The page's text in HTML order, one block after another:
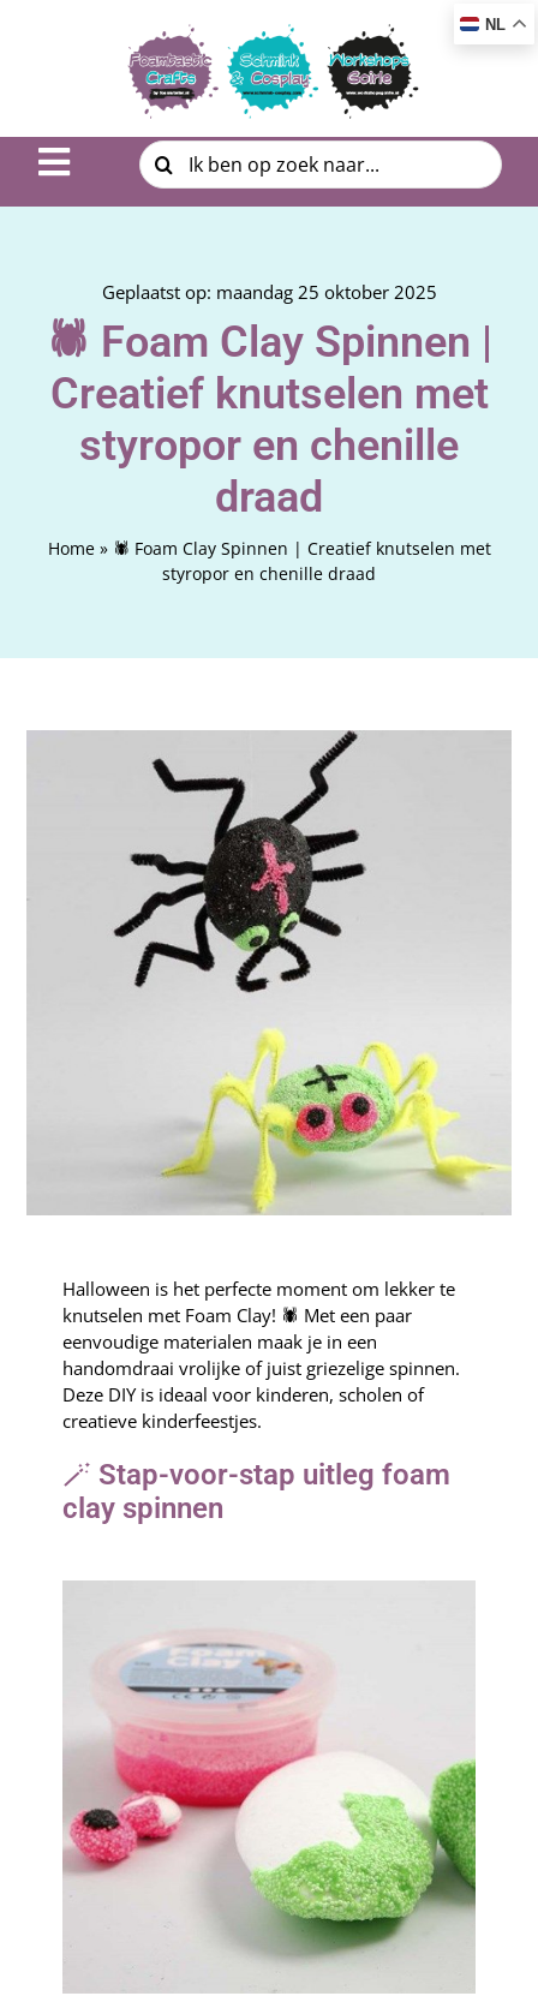
Toggle
Product uitleg
Workshop | Cursus
Photo Album
Webshop
Zoeken
naar:
Geplaatst op: maandag 25 oktober 2025
🕷️ Foam Clay Spinnen |
Creatief knutselen met
styropor en chenille
draad
Home» 🕷️ Foam Clay Spinnen | Creatief knutselen met
styropor en chenille draad
Halloween is het perfecte moment om lekker te
knutselen met Foam Clay! 🕷️ Met een paar
eenvoudige materialen maak je in een
handomdraai vrolijke of juist griezelige spinnen.
Deze DIY is ideaal voor kinderen, scholen of
creatieve kinderfeestjes.
🪄 Stap-voor-stap uitleg foam
clay spinnen
NL